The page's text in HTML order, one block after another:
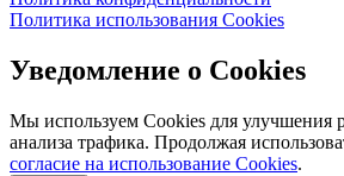
Политика использования Cookies
Уведомление о Cookies
Мы используем Cookies для улучшения
анализа трафика. Продолжая
согласие на использование Cookies.